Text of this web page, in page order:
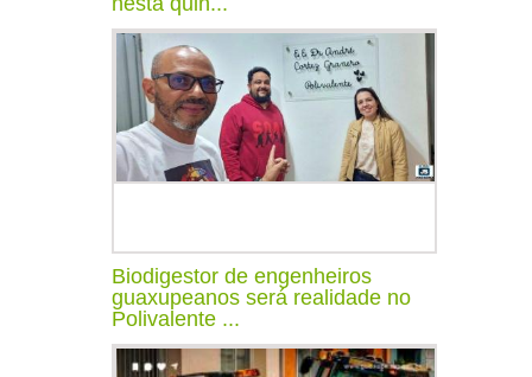
Biodigestor de engenheiros
guaxupeanos será realidade no
Polivalente ...